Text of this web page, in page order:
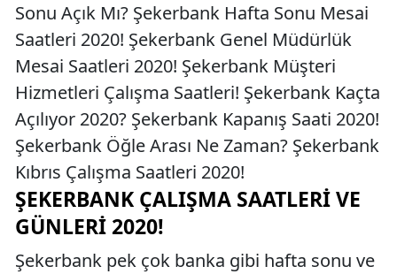
Sonu Açık Mı? Şekerbank Hafta Sonu Mesai
Saatleri 2020! Şekerbank Genel Müdürlük
Mesai Saatleri 2020! Şekerbank Müşteri
Hizmetleri Çalışma Saatleri! Şekerbank Kaçta
Açılıyor 2020? Şekerbank Kapanış Saati 2020!
Şekerbank Öğle Arası Ne Zaman? Şekerbank
Kıbrıs Çalışma Saatleri 2020!
ŞEKERBANK ÇALIŞMA SAATLERI VE
GÜNLERI 2020!
Şekerbank pek çok banka gibi hafta sonu ve